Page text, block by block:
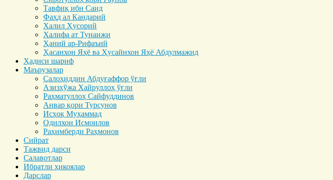
Тавфиқ ибн Саид
Фаҳд ал Кандарий
Халил Ҳусорий
Халифа ат Тунаижи
Ҳаний ар-Рифаъий
Ҳасанхон Яҳё ва Ҳусайнхон Яҳё Абдулмажид
Ҳадиси шариф
Маърузалар
Салоҳиддин Абдуғаффор ўғли
Азизхўжа Хайруллоҳ ўғли
Раҳматуллоҳ Сайфуддинов
Анвар қори Турсунов
Исҳоқ Муҳаммад
Одилхон Исмоилов
Раҳимберди Раҳмонов
Сийрат
Тажвид дарси
Салавотлар
Ибратли ҳикоялар
Дарслар